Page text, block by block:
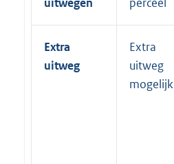
Extra
uitweg
Extra
uitweg
mogelijk